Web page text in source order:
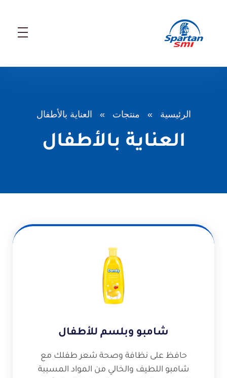
الرئيسية » منتجات » العناية بالأطفال
العناية بالأطفال
شامبو وبلسم للأطفال
حافظ على نظافة وصحة شعر طفلك مع
شامبو اللطيف والخالي من المواد المسببة